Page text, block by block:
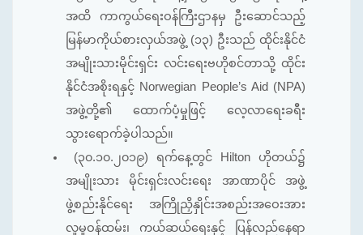
အထိ ကာကွယ်ရေးဝန်ကြီးဌာနမှ ဦးဆောင်သည့်
မြန်မာကိုယ်စားလှယ်အဖွဲ့ (၁၃) ဦးသည် ထိုင်းနိုင်ငံ
အမျိုးသားမိုင်းရှင်း လင်းရေးဗဟိုစင်တာသို့ ထိုင်း
နိုင်ငံအစိုးရနှင့် Norwegian People’s Aid (NPA)
အဖွဲ့တို့၏ ထောက်ပံ့မှုဖြင့် လေ့လာရေးခရီး
သွားရောက်ခဲ့ပါသည်။
(၃၀.၁၀.၂၀၁၉) ရက်နေ့တွင် Hilton ဟိုတယ်၌
အမျိုးသား မိုင်းရှင်းလင်းရေး အာဏာပိုင် အဖွဲ့
ဖွဲ့စည်းနိုင်ရေး အကြိုညှိနှိုင်းအစည်းအဝေးအား
လူမှုဝန်ထမ်း၊ ကယ်ဆယ်ရေးနှင့် ပြန်လည်နေရာ